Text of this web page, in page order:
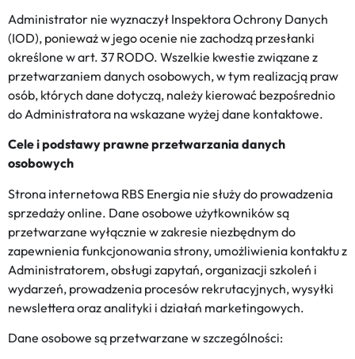
Administrator nie wyznaczył Inspektora Ochrony Danych
(IOD), ponieważ w jego ocenie nie zachodzą przesłanki
określone w art. 37 RODO. Wszelkie kwestie związane z
przetwarzaniem danych osobowych, w tym realizacją praw
osób, których dane dotyczą, należy kierować bezpośrednio
do Administratora na wskazane wyżej dane kontaktowe.
Cele i podstawy prawne przetwarzania danych
osobowych
Strona internetowa RBS Energia nie służy do prowadzenia
sprzedaży online. Dane osobowe użytkowników są
przetwarzane wyłącznie w zakresie niezbędnym do
zapewnienia funkcjonowania strony, umożliwienia kontaktu z
Administratorem, obsługi zapytań, organizacji szkoleń i
wydarzeń, prowadzenia procesów rekrutacyjnych, wysyłki
newslettera oraz analityki i działań marketingowych.
Dane osobowe są przetwarzane w szczególności: